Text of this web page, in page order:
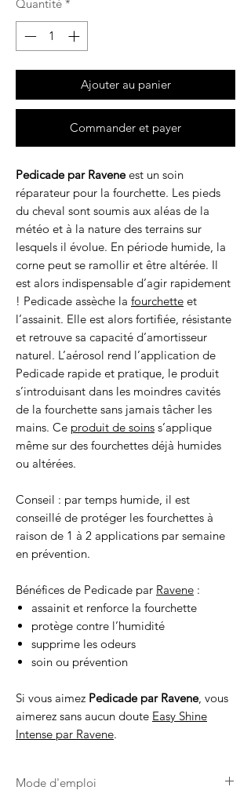
Quantité *
Ajouter au panier
Commander et payer
Pedicade par Raveneest un soin
réparateur pour la fourchette. Les pieds
du cheval sont soumis aux aléas de la
météo et à la nature des terrains sur
lesquels il évolue. En période humide, la
corne peut se ramollir et être altérée. Il
est alors indispensable d’agir rapidement
! Pedicade assèche la fourchette et
l’assainit. Elle est alors fortifiée, résistante
et retrouve sa capacité d’amortisseur
naturel. L’aérosol rend l’application de
Pedicade rapide et pratique, le produit
s’introduisant dans les moindres cavités
de la fourchette sans jamais tâcher les
mains. Ce produit de soins s’applique
même sur des fourchettes déjà humides
ou altérées.
Conseil : par temps humide, il est
conseillé de protéger les fourchettes à
raison de 1 à 2 applications par semaine
en prévention.
Bénéfices de Pedicade par Ravene :
assainit et renforce la fourchette
protège contre l’humidité
supprime les odeurs
soin ou prévention
Si vous aimez Pedicade par Ravene, vous
aimerez sans aucun doute Easy Shine
Intense par Ravene.
Mode d'emploi